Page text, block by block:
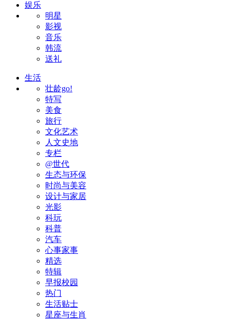
娱乐
明星
影视
音乐
韩流
送礼
生活
壮龄go!
特写
美食
旅行
文化艺术
人文史地
专栏
@世代
生态与环保
时尚与美容
设计与家居
光影
科玩
科普
汽车
心事家事
精选
特辑
早报校园
热门
生活贴士
星座与生肖